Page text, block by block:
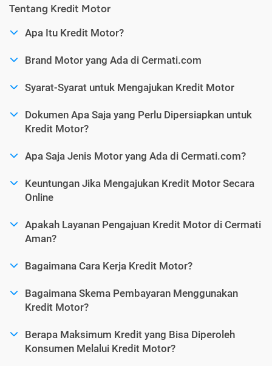
Tentang Kredit Motor
Apa Itu Kredit Motor?
Brand Motor yang Ada di Cermati.com
Syarat-Syarat untuk Mengajukan Kredit Motor
Dokumen Apa Saja yang Perlu Dipersiapkan untuk
Kredit Motor?
Apa Saja Jenis Motor yang Ada di Cermati.com?
Keuntungan Jika Mengajukan Kredit Motor Secara
Online
Apakah Layanan Pengajuan Kredit Motor di Cermati
Aman?
Bagaimana Cara Kerja Kredit Motor?
Bagaimana Skema Pembayaran Menggunakan
Kredit Motor?
Berapa Maksimum Kredit yang Bisa Diperoleh
Konsumen Melalui Kredit Motor?